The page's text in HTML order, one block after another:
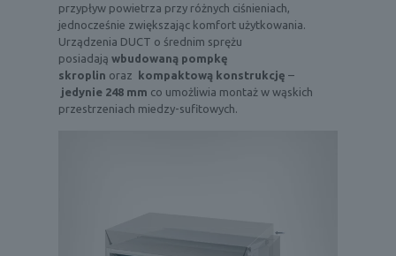
przypływ powietrza przy różnych ciśnieniach,
jednocześnie zwiększając komfort użytkowania.
Urządzenia DUCT o średnim sprężu
posiadają wbudowaną pompkę
skroplin oraz kompaktową konstrukcję –
jedynie 248 mm co umożliwia montaż w wąskich
przestrzeniach miedzy-sufitowych.